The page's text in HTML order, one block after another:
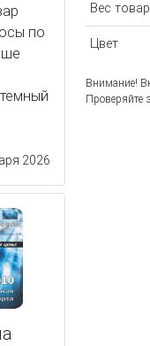
по
2026
Вес
Цвет
Внимание!
Проверяйте